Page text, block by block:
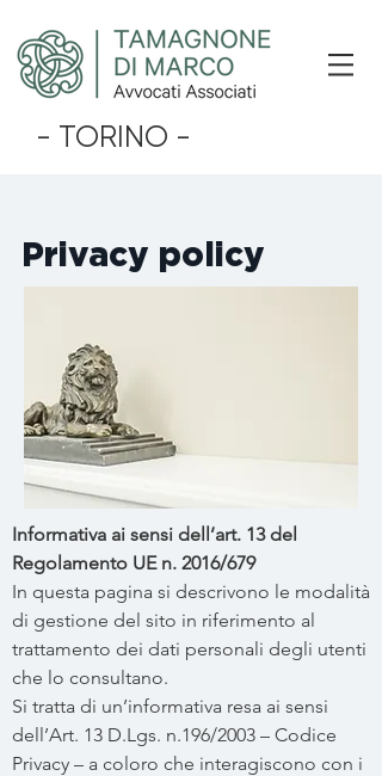
- TORINO -
Privacy policy
Informativa ai sensi dell’art. 13 del
Regolamento UE n. 2016/679
In questa pagina si descrivono le modalità
di gestione del sito in riferimento al
trattamento dei dati personali degli utenti
che lo consultano.
Si tratta di un’informativa resa ai sensi
dell’Art. 13 D.Lgs. n.196/2003 – Codice
Privacy – a coloro che interagiscono con i